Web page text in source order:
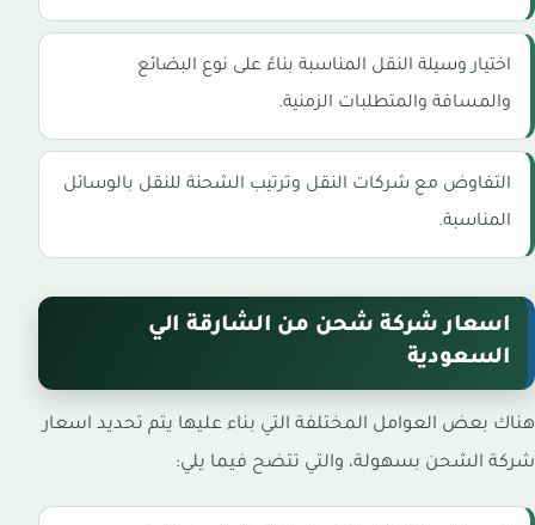
اختيار وسيلة النقل المناسبة بناءً على نوع البضائع
والمسافة والمتطلبات الزمنية.
التفاوض مع شركات النقل وترتيب الشحنة للنقل بالوسائل
المناسبة.
اسعار شركة شحن من الشارقة الي
السعودية
هناك بعض العوامل المختلفة التي بناء عليها يتم تحديد اسعار
شركة الشحن بسهولة، والتي تتضح فيما يلي: